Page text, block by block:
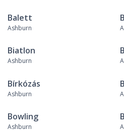
Balett
Ashburn
Biatlon
Ashburn
Bírkózás
Ashburn
Bowling
Ashburn